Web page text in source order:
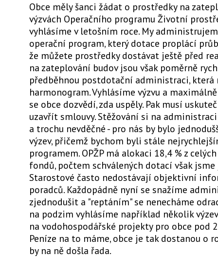
Obce měly šanci žádat o prostředky na
výzvách Operačního programu Životní
vyhlásíme v letošním roce. My
operační program, který dotace proplácí
že můžete prostředky dostávat ještě před
na zateplování budov jsou však poměrně
předběhnou postdotační administraci, která
harmonogram. Vyhlásíme výzvu a
se obce dozvědí, zda uspěly. Pak musí
uzavřít smlouvy. Stěžování si na
a trochu nevděčné - pro nás by bylo
výzev, přičemž bychom byli stále
programem. OPŽP má alokaci 18,4 % z
fondů, počtem schválených dotací však jsme
Starostové často nedostávají objektivní
poradců. Každopádně nyní se snažíme
zjednodušit a "reptáním" se nenecháme
na podzim vyhlásíme například několik
na vodohospodářské projekty pro obce pod
Peníze na to máme, obce je tak dostanou o
by na ně došla řada.